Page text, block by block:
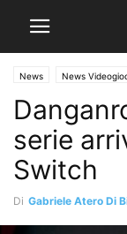
News News
serie
Switch
Di Gabriele Atero Di